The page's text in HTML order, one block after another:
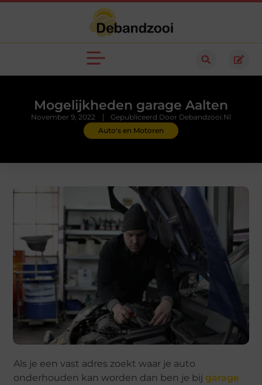
Mogelijkheden garage Aalten
Auto's en Motoren
November 9, 2022 Gepubliceerd Door Debandzooi.nl
Als je een vast adres zoekt waar je auto
onderhouden kan worden dan ben je bijgarage